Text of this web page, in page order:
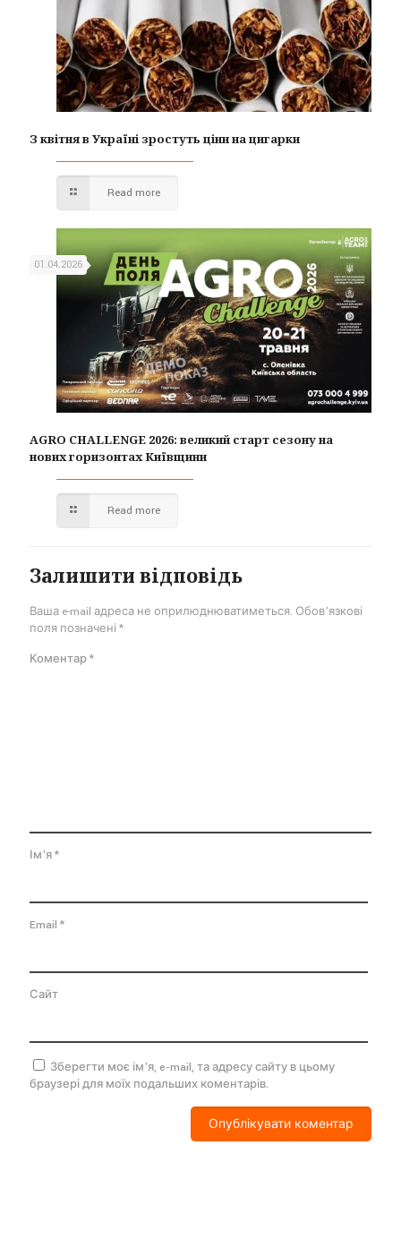
З квітня в Україні зростуть ціни на цигарки
Read more
01.04.2026
AGRO CHALLENGE 2026: великий старт сезону на
нових горизонтах Київщини
Read more
Залишити відповідь
Ваша e-mail адреса не оприлюднюватиметься. Обов’язкові
поля позначені *
Коментар*
Ім'я*
Email *
Сайт
Зберегти моє ім'я, e-mail, та адресу сайту в цьому
браузері для моїх подальших коментарів.